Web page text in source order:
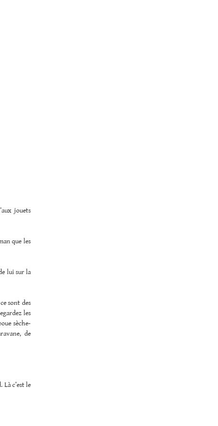
jouets
que les
lui sur la
sont des
les
sèche-
de
c’est le